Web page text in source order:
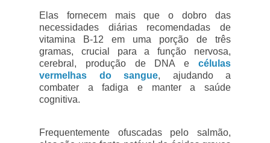
Elas fornecem mais que o dobro das
necessidades diárias recomendadas de
vitamina B-12 em uma porção de três
gramas, crucial para a função nervosa,
cerebral, produção de DNA e células
vermelhas do sangue, ajudando a
combater a fadiga e manter a saúde
cognitiva.
Frequentemente ofuscadas pelo salmão,